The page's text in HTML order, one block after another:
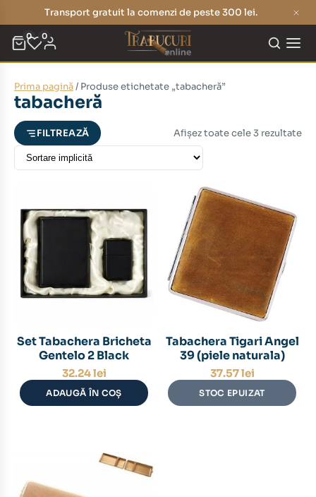
Transport gratuit la comenzi de peste 300 lei.
0 0
Prima pagină/ Produse etichetate „tabacheră”
tabacheră
FILTREAZĂ Afișez toate cele 3 rezultate
Set Tabachera Bricheta
Gentelo 2 Black
32.24lei
ADAUGĂ ÎN COȘ
Tabachera Tigari Angel
39 (piele naturala)
37.57lei
STOC EPUIZAT